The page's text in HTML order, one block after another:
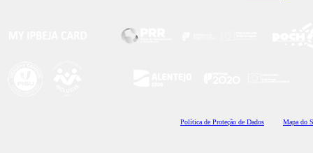
Política de Proteção de Dados Mapa do